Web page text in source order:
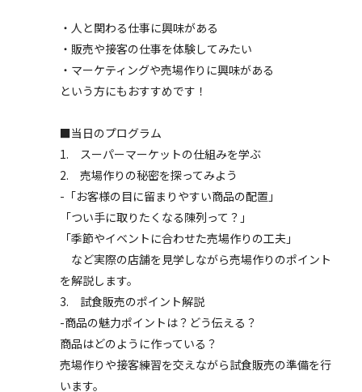
・人と関わる仕事に興味がある
・販売や接客の仕事を体験してみたい
・マーケティングや売場作りに興味がある
という方にもおすすめです！
■当日のプログラム
1. スーパーマーケットの仕組みを学ぶ
2. 売場作りの秘密を探ってみよう
-「お客様の目に留まりやすい商品の配置」
「つい手に取りたくなる陳列って？」
「季節やイベントに合わせた売場作りの工夫」
など実際の店舗を見学しながら売場作りのポイント
を解説します。
3. 試食販売のポイント解説
-商品の魅力ポイントは？どう伝える？
商品はどのように作っている？
売場作りや接客練習を交えながら試食販売の準備を行
います。